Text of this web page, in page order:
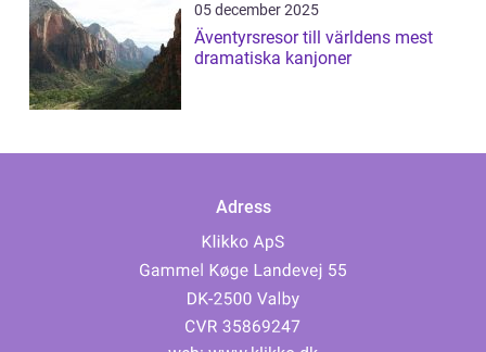
05 december 2025
Äventyrsresor till världens mest
dramatiska kanjoner
Adress